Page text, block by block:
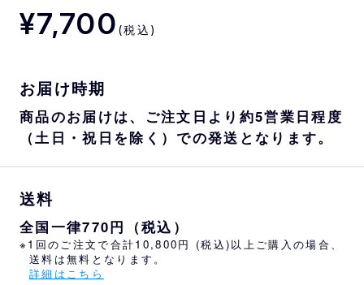
¥7,700 (税込)
お届け時期
商品のお届けは、ご注文日より約5営業日程度
（土日・祝日を除く）での発送となります。
送料
全国一律770円（税込）
※1回のご注文で合計10,800円 (税込)以上ご購入の場合、
送料は無料となります。
詳細はこちら